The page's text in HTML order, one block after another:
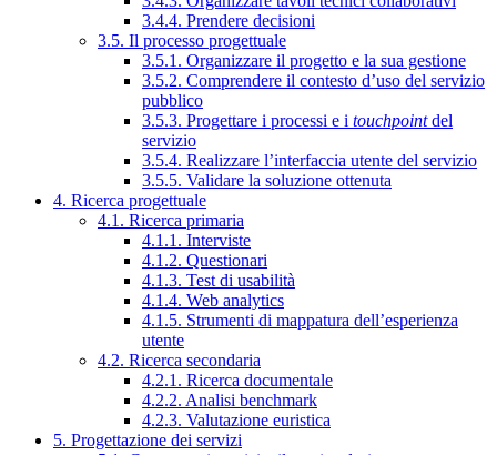
3.4.4. Prendere decisioni
3.5. Il processo progettuale
3.5.1. Organizzare il progetto e la sua gestione
3.5.2. Comprendere il contesto d’uso del servizio
pubblico
3.5.3. Progettare i processi e i touchpointdel
servizio
3.5.4. Realizzare l’interfaccia utente del servizio
3.5.5. Validare la soluzione ottenuta
4. Ricerca progettuale
4.1. Ricerca primaria
4.1.1. Interviste
4.1.2. Questionari
4.1.3. Test di usabilità
4.1.4. Web analytics
4.1.5. Strumenti di mappatura dell’esperienza
utente
4.2. Ricerca secondaria
4.2.1. Ricerca documentale
4.2.2. Analisi benchmark
4.2.3. Valutazione euristica
5. Progettazione dei servizi